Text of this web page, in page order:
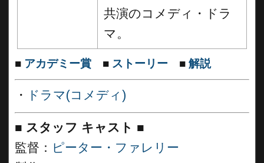
共演のコメディ・ドラ
マ。
■ アカデミー賞 ■ ストーリー ■ 解説
・ ドラマ(コメディ)
■ スタッフ キャスト ■
監督： ピーター・ファレリー